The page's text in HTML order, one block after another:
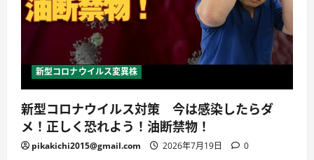
新型コロナウイルス変異株
新型コロナウイルス対策 今は感染したらダ
メ！正しく恐れよう！油断禁物！
pikakichi2015@gmail.com 2026年7月19日 0